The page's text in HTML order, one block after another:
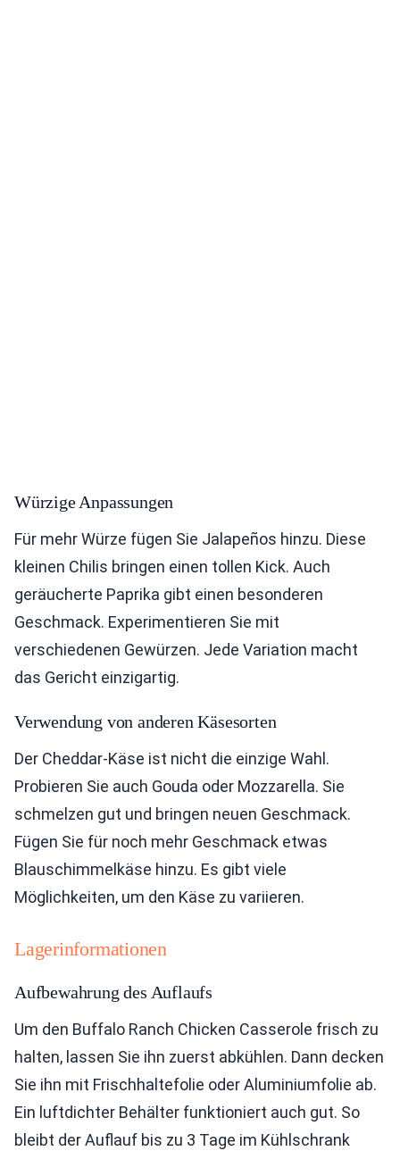
Würzige Anpassungen
Für mehr Würze fügen Sie Jalapeños hinzu. Diese
kleinen Chilis bringen einen tollen Kick. Auch
geräucherte Paprika gibt einen besonderen
Geschmack. Experimentieren Sie mit
verschiedenen Gewürzen. Jede Variation macht
das Gericht einzigartig.
Verwendung von anderen Käsesorten
Der Cheddar-Käse ist nicht die einzige Wahl.
Probieren Sie auch Gouda oder Mozzarella. Sie
schmelzen gut und bringen neuen Geschmack.
Fügen Sie für noch mehr Geschmack etwas
Blauschimmelkäse hinzu. Es gibt viele
Möglichkeiten, um den Käse zu variieren.
Lagerinformationen
Aufbewahrung des Auflaufs
Um den Buffalo Ranch Chicken Casserole frisch zu
halten, lassen Sie ihn zuerst abkühlen. Dann decken
Sie ihn mit Frischhaltefolie oder Aluminiumfolie ab.
Ein luftdichter Behälter funktioniert auch gut. So
bleibt der Auflauf bis zu 3 Tage im Kühlschrank